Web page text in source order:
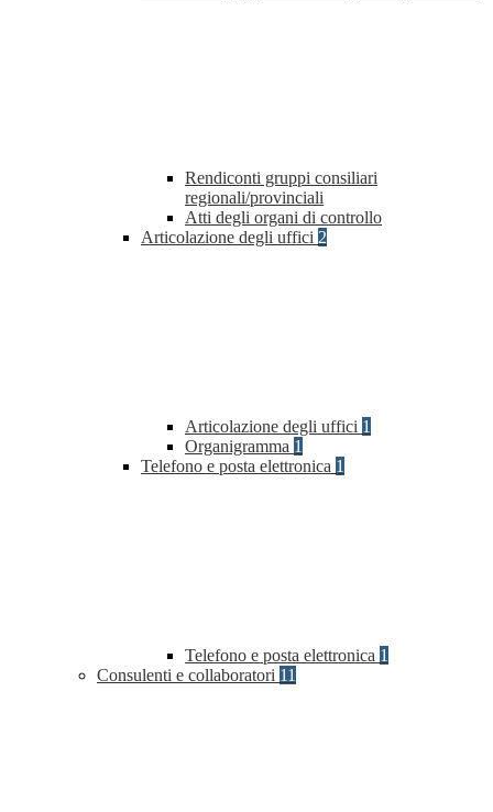
Rendiconti gruppi consiliari
regionali/provinciali
Atti degli organi di controllo
Articolazione degli uffici 2
Articolazione degli uffici 1
Organigramma 1
Telefono e posta elettronica 1
Telefono e posta elettronica 1
Consulenti e collaboratori 11